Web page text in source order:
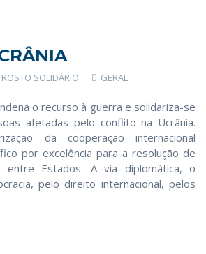
ROSTO SOLIDÁRIO GERAL
o recurso à guerra e solidariza-se
afetadas pelo conflito na Ucrânia.
da cooperação internacional
por excelência para a resolução de
entre Estados. A via diplomática, o
pelo direito internacional, pelos